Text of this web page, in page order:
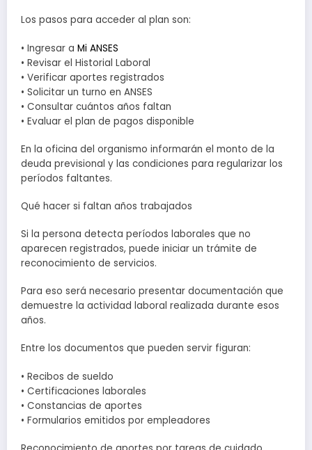
Los pasos para acceder al plan son:
• Ingresar a Mi ANSES
• Revisar el Historial Laboral
• Verificar aportes registrados
• Solicitar un turno en ANSES
• Consultar cuántos años faltan
• Evaluar el plan de pagos disponible
En la oficina del organismo informarán el monto de la
deuda previsional y las condiciones para regularizar los
períodos faltantes.
Qué hacer si faltan años trabajados
Si la persona detecta períodos laborales que no
aparecen registrados, puede iniciar un trámite de
reconocimiento de servicios.
Para eso será necesario presentar documentación que
demuestre la actividad laboral realizada durante esos
años.
Entre los documentos que pueden servir figuran:
• Recibos de sueldo
• Certificaciones laborales
• Constancias de aportes
• Formularios emitidos por empleadores